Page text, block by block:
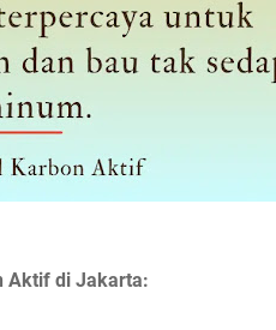
Aktif di Jakarta: